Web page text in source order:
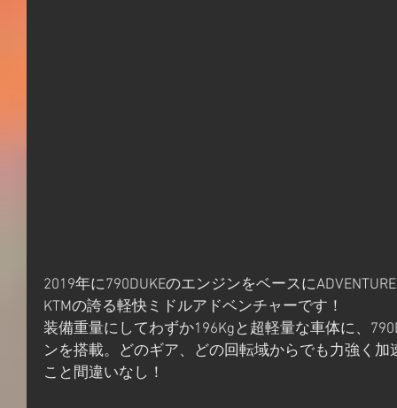
2019年に790DUKEのエンジンをベースに
KTMの誇る軽快ミドルアドベンチャーです！
装備重量にしてわずか196Kgと超軽量な車体に、
ンを搭載。どのギア、どの回転域からでも力強く
こと間違いなし！